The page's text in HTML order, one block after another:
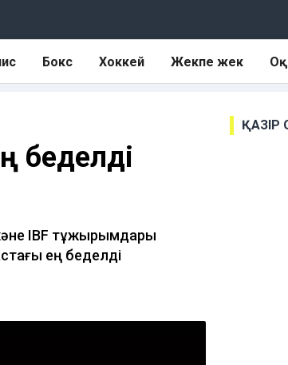
Бокс Хоккей Жекпе жек
беделді
және IBF тұжырымдары
ең беделді